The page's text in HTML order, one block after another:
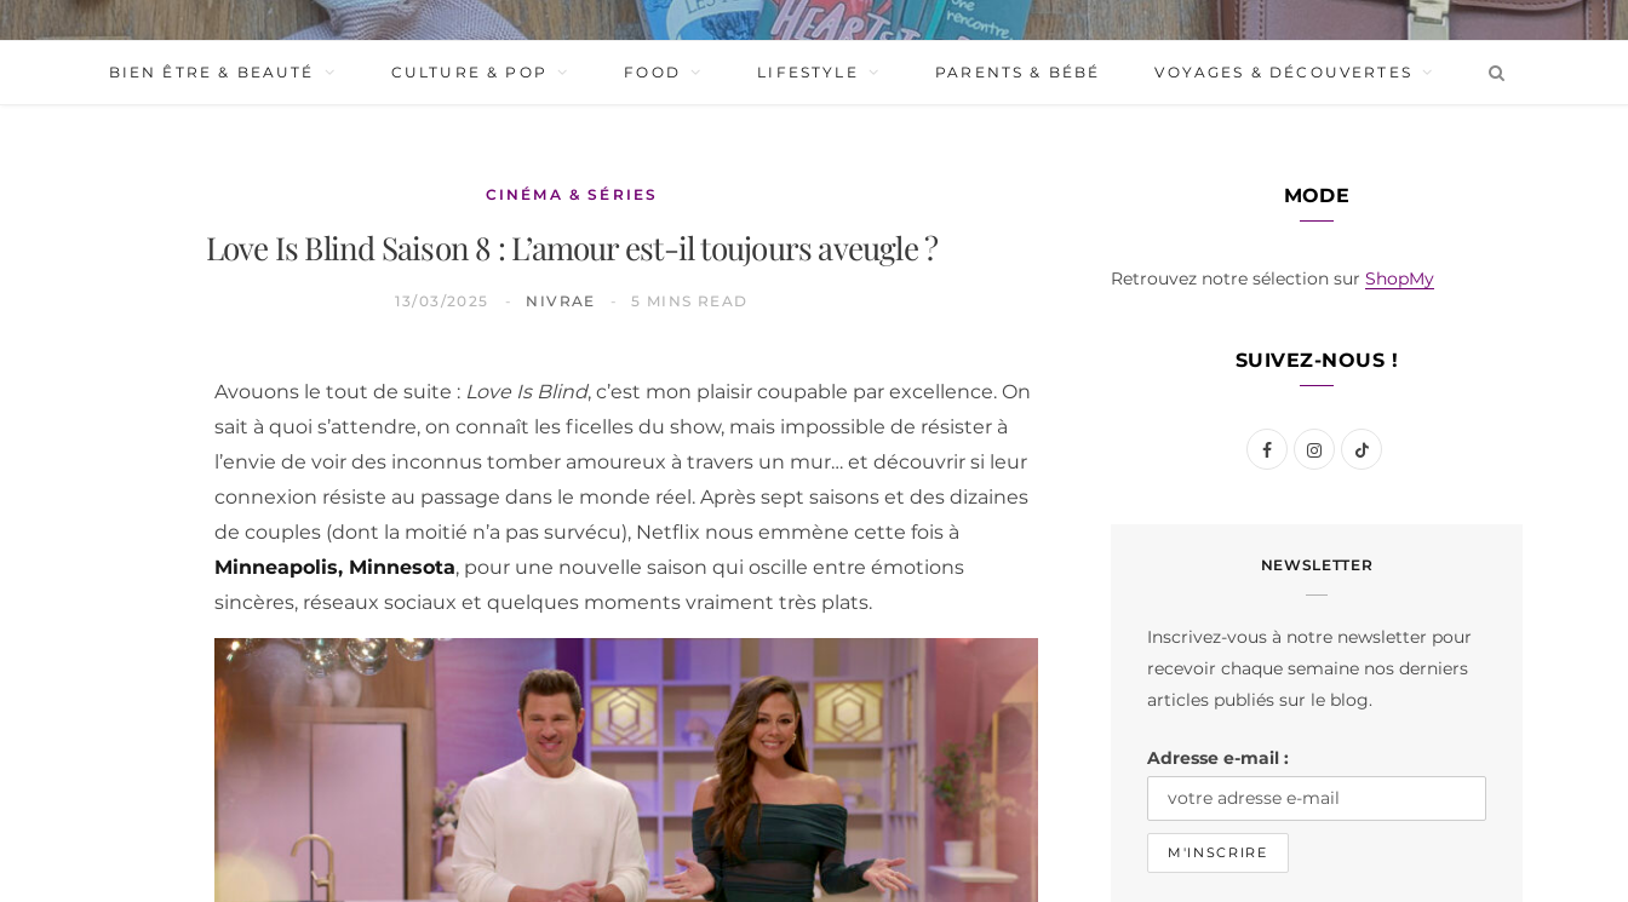
BIEN ÊTRE & BEAUTÉ CULTURE & POP FOOD LIFESTYLE PARENTS & BÉBÉ VOYAGES & DÉCOUVERTES
CINÉMA & SÉRIES
Love Is Blind Saison 8 : L’amour est-il toujours aveugle ?
13/03/2025 NIVRAE 5 MINS READ
Avouons le tout de suite : Love Is Blind, c’est mon plaisir coupable par excellence. On
sait à quoi s’attendre, on connaît les ficelles du show, mais impossible de résister à
l’envie de voir des inconnus tomber amoureux à travers un mur… et découvrir si leur
connexion résiste au passage dans le monde réel. Après sept saisons et des dizaines
de couples (dont la moitié n’a pas survécu), Netflix nous emmène cette fois à
Minneapolis, Minnesota, pour une nouvelle saison qui oscille entre émotions
sincères, réseaux sociaux et quelques moments vraiment très plats.
MODE
Retrouvez notre sélection sur ShopMy
SUIVEZ-NOUS !
F
e
o
I
t
r
m
T
T
NEWSLETTER
Inscrivez-vous à notre newsletter pour
recevoir chaque semaine nos derniers
articles publiés sur le blog.
Adresse e-mail :